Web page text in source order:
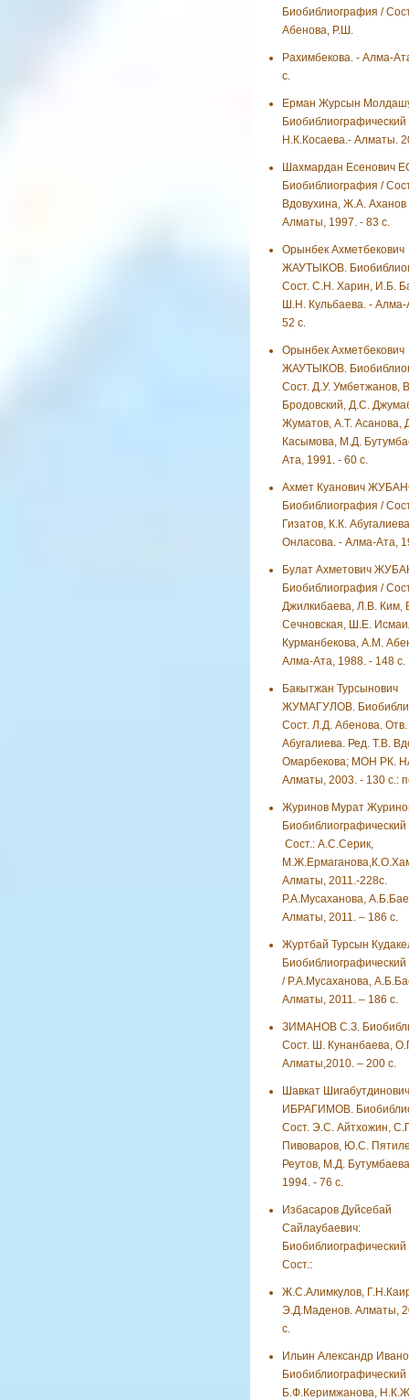
Биобиблиография /
Абенова, Р.Ш.
Рахимбекова. - Алма-
с.
Ерман Журсын
Биобиблиографический
Н.К.Косаева.- Алматы.
Шахмардан Есенович
Биобиблиография /
Вдовухина, Ж.А. Аханов
Алматы, 1997. - 83 с.
Орынбек Ахметбекович
ЖАУТЫКОВ.
Сост. С.Н. Харин, И.Б.
Ш.Н. Кульбаева. - Алма-
52 с.
Орынбек Ахметбекович
ЖАУТЫКОВ.
Сост. Д.У. Умбетжанов,
Бродовский, Д.С.
Жуматов, А.Т. Асанова,
Касымова, М.Д.
Ата, 1991. - 60 с.
Ахмет Куанович
Биобиблиография /
Гизатов, К.К.
Онласова. - Алма-Ата,
Булат Ахметович
Биобиблиография /
Джилкибаева, Л.В. Ким,
Сечновская, Ш.Е.
Курманбекова, А.М.
Алма-Ата, 1988. - 148 с.
Бакытжан Турсынович
ЖУМАГУЛОВ.
Сост. Л.Д. Абенова. Отв.
Абугалиева. Ред. Т.В.
Омарбекова; МОН РК.
Алматы, 2003. - 130 с.:
Журинов Мурат
Биобиблиографический
Сост.: А.С.Серик,
Алматы, 2011.-228с.
Р.А.Мусаханова,
Алматы, 2011. – 186 с.
Журтбай Турсын
Биобиблиографический
/ Р.А.Мусаханова,
Алматы, 2011. – 186 с.
ЗИМАНОВ С.З.
Сост. Ш. Кунанбаева,
Алматы,2010. – 200 с.
Шавкат Шигабутдинович
ИБРАГИМОВ.
Сост. Э.С. Айтхожин,
Пивоваров, Ю.С.
Реутов, М.Д.
1994. - 76 с.
Избасаров Дуйсебай
Сайлаубаевич:
Биобиблиографический
Сост.:
Ж.С.Алимкулов,
Э.Д.Маденов. Алматы,
с.
Ильин Александр
Биобиблиографический
Б.Ф.Керимжанова,